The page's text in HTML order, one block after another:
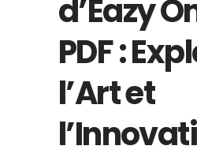
d’Eazy
PDF :
l’Art et